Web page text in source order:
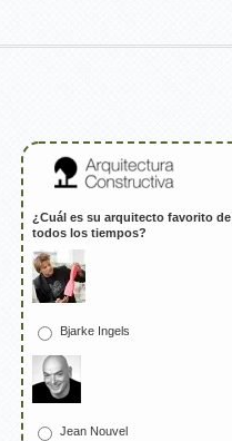
¿Cuál es su arquitecto favorito de
todos los tiempos?
Bjarke Ingels
Jean Nouvel